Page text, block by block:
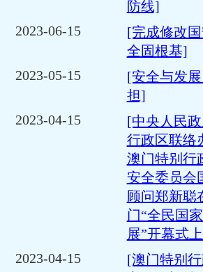
防线]
2023-06-15
[完成修改
全固根基]
2023-05-15
[安全与发
担]
2023-04-15
[中央人民
行政区联络
澳门特别行
安全委员会
顾问郑新聪
门“全民国
展”开幕式
2023-04-15
[澳门特别